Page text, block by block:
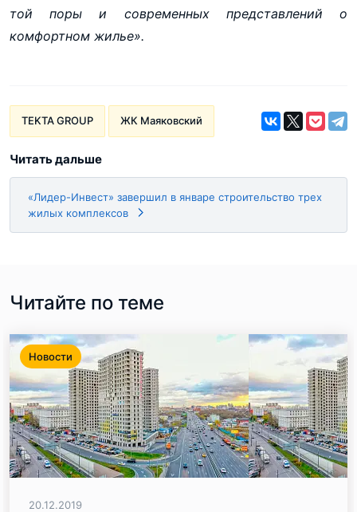
той поры и современных представлений о
комфортном жилье».
TEKTA GROUP ЖК Маяковский
Читать дальше
«Лидер-Инвест» завершил в январе строительство трех
жилых комплексов
Читайте по теме
Новости
20.12.2019